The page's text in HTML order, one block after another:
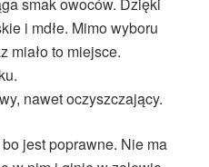
smak owoców. Dzięki
i mdłe. Mimo wyboru
miało to miejsce.
nawet oczyszczający.
jest poprawne. Nie ma